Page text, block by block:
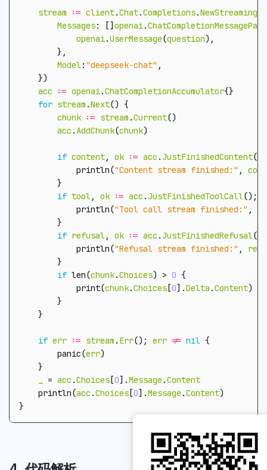
stream := client.Chat.Completions.NewStreaming
Messages: [] openai.
openai.UserMessage(question),
},
Model: "deepseek-chat" ,
})
acc
:= openai.ChatCompletionAccumulator{}
for stream .Next() {
chunk := stream .Current()
acc .AddChunk(chunk)
if content, ok := acc .JustFinishedContent();
println("Content stream finished:" ,
}
if tool, ok := acc .JustFinishedToolCall();
println("Tool call stream finished:" ,
}
if refusal, ok := acc .JustFinishedRefusal();
println("Refusal stream finished:" ,
}
if len(chunk.Choices) > 0 {
print(chunk.Choices [0].Delta .Content)
}
}
if err := stream . Err(); err != nil {
panic(err)
}
= acc .Choices [0].Message .Content
println(acc .Choices [0].Message .Content)
}